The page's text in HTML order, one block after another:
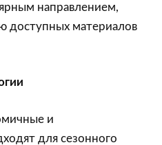
направлением,
доступных материалов
и
для сезонного